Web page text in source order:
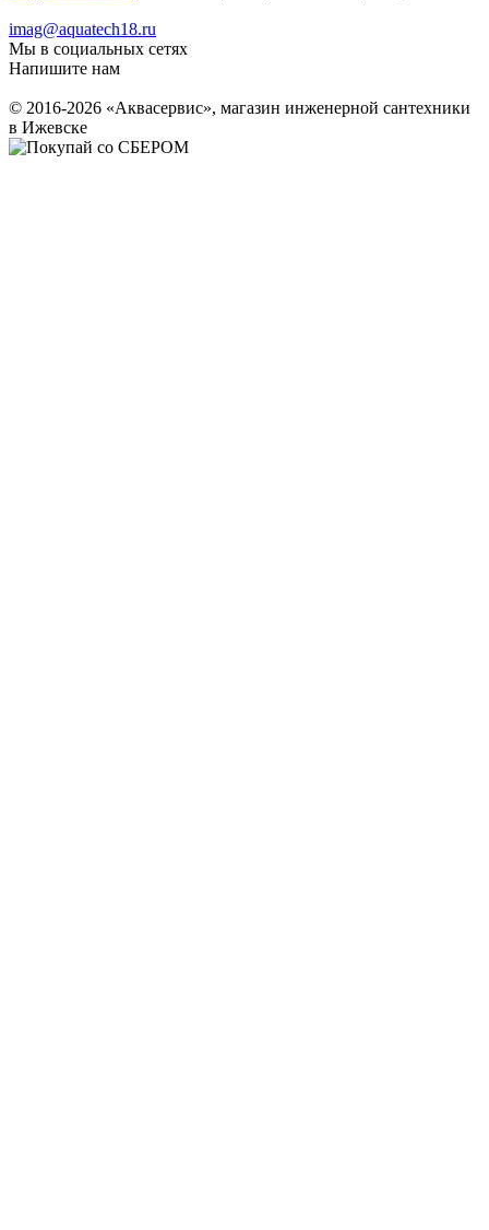
imag@aquatech18.ru
Мы в социальных сетях
Напишите нам
© 2016-2026 «Аквасервис», магазин инженерной сантехники
в Ижевске